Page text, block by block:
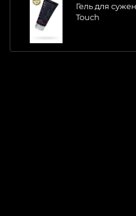
Гель для
Touch